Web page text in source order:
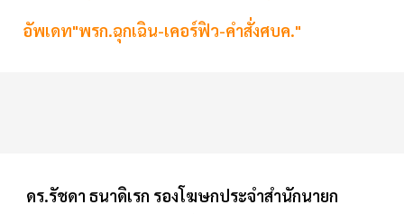
อัพเดท"พรก.ฉุกเฉิน-เคอร์ฟิว-คำสั่งศบค."
ดร.รัชดา ธนาดิเรก รองโฆษกประจำสำนักนายก